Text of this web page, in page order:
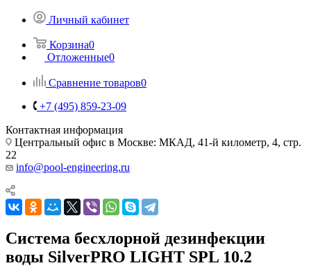
Личный кабинет
Корзина0
Отложенные0
Сравнение товаров0
+7 (495) 859-23-09
Контактная информация
Центральный офис в Москве: МКАД, 41-й километр, 4, стр.
22
info@pool-engineering.ru
Система бесхлорной дезинфекции
воды SilverPRO LIGHT SPL 10.2